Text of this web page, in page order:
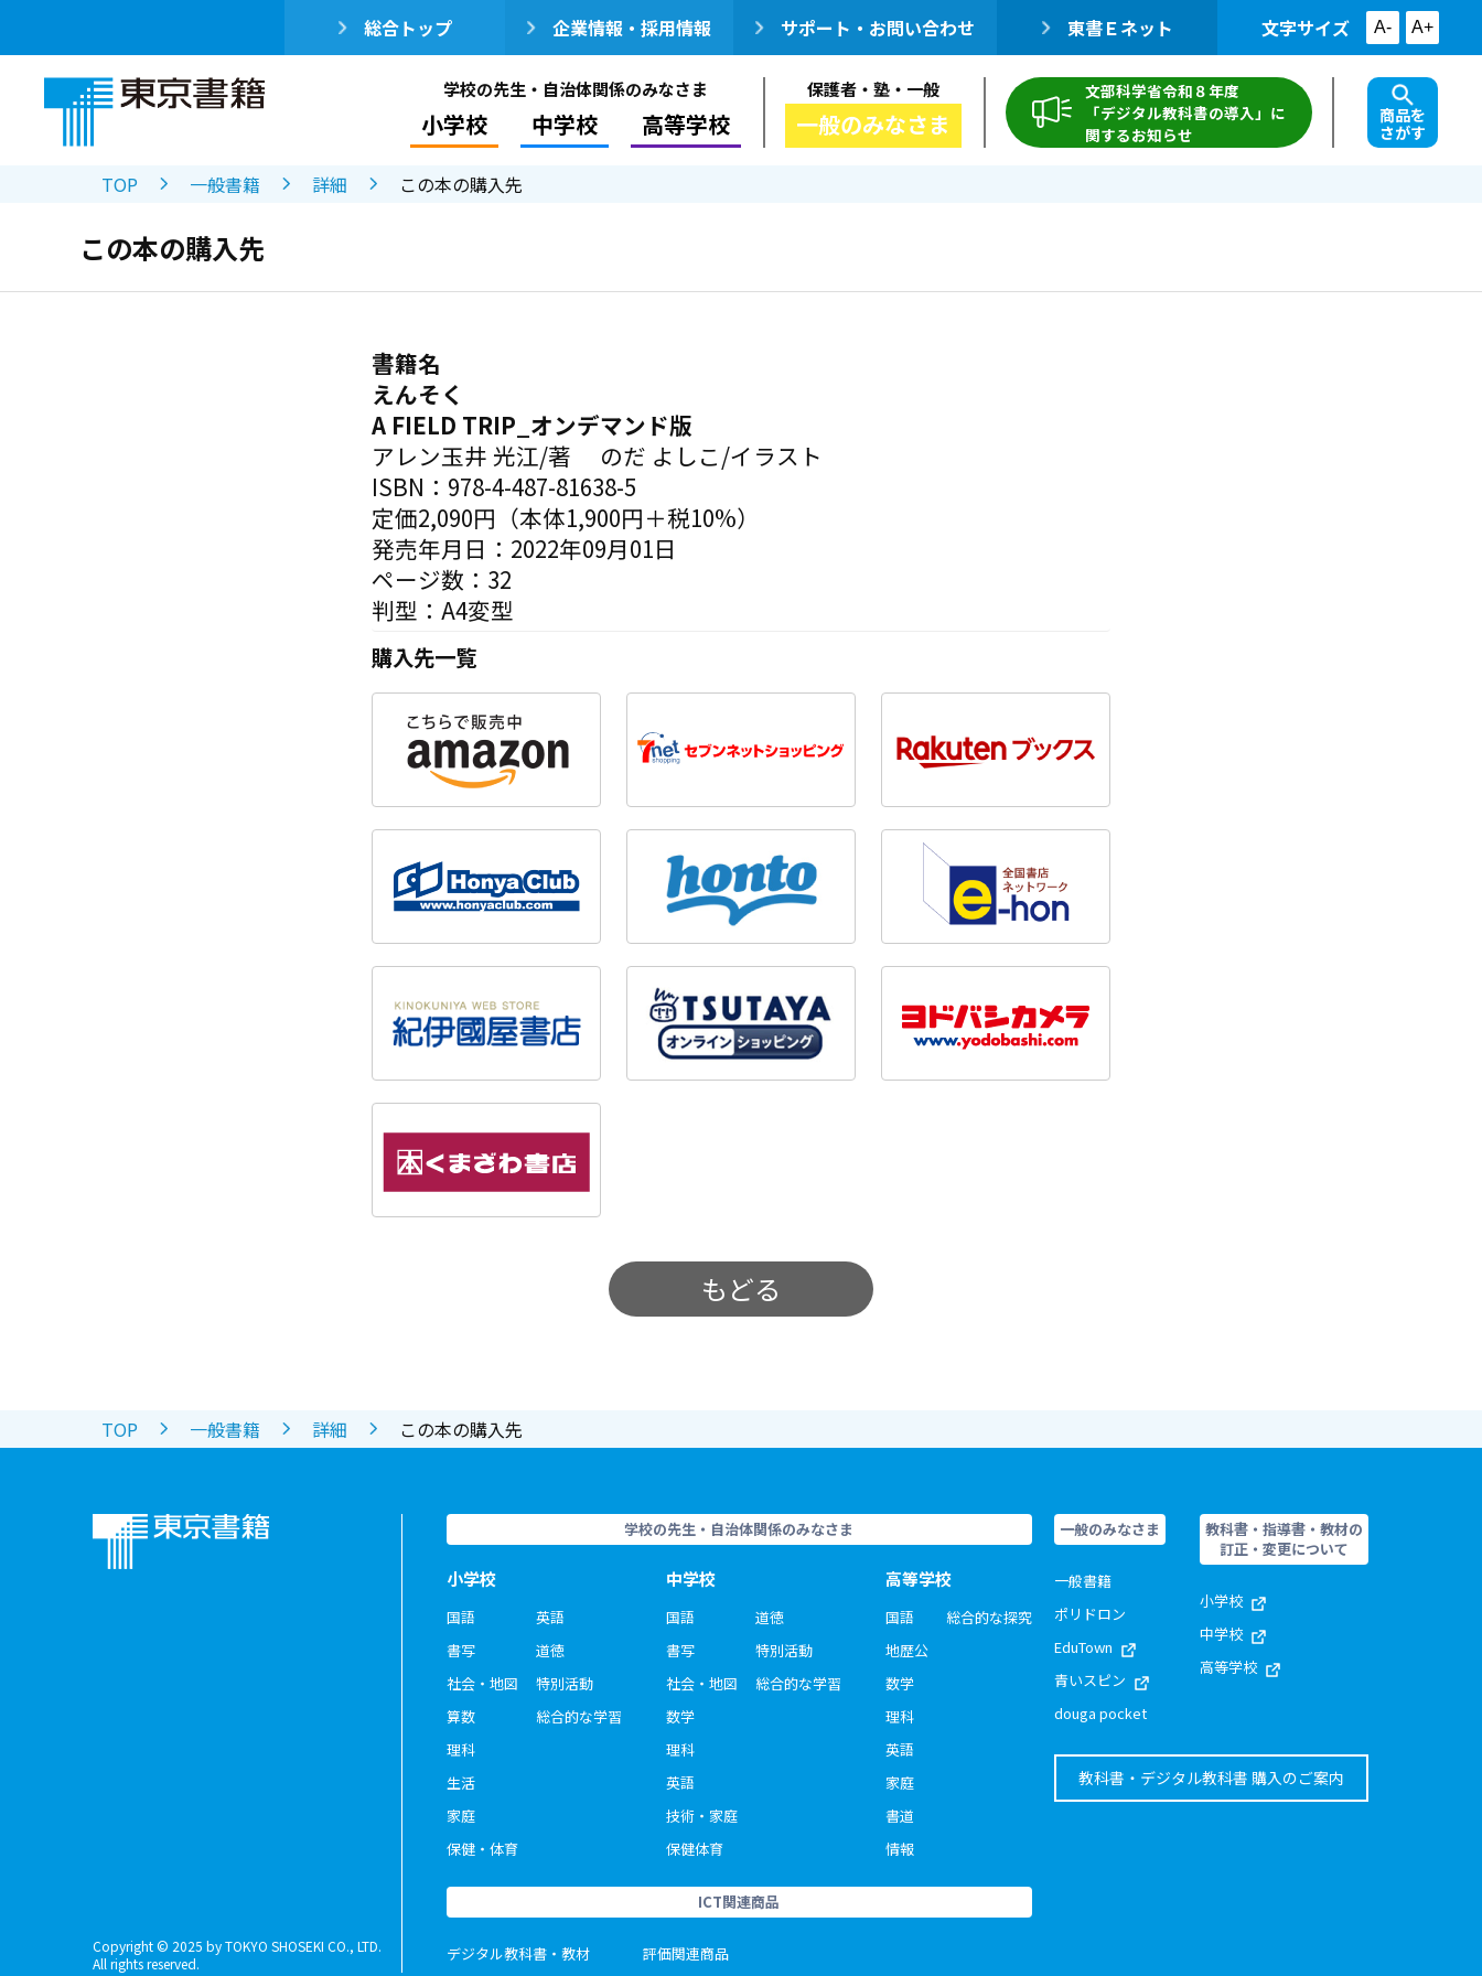
総合トップ 企業情報・採用情報 サポート・お問い合わせ 東書Ｅネット 文字サイズ A- A+
学校の先生・自治体関係のみなさま
小学校 中学校 高等学校
保護者・塾・一般
一般のみなさま
文部科学省令和８年度
「デジタル教科書の導入」に
関するお知らせ
商品を
さがす
TOP 一般書籍 詳細 この本の購入先
この本の購入先
書籍名
えんそく
A FIELD TRIP_オンデマンド版
アレン玉井 光江/著 のだ よしこ/イラスト
ISBN：978-4-487-81638-5
定価2,090円（本体1,900円＋税10%）
発売年月日：2022年09月01日
ページ数：32
判型：A4変型
購入先一覧
もどる
TOP 一般書籍 詳細 この本の購入先
Copyright © 2025 by TOKYO SHOSEKI CO., LTD.
All rights reserved.
学校の先生・自治体関係のみなさま
小学校
国語
書写
社会・地図
算数
理科
生活
家庭
保健・体育
英語
道徳
特別活動
総合的な学習
中学校
国語
書写
社会・地図
数学
理科
英語
技術・家庭
保健体育
道徳
特別活動
総合的な学習
高等学校
国語
地歴公
数学
理科
英語
家庭
書道
情報
総合的な探究
ICT関連商品
デジタル教科書・教材 評価関連商品
一般のみなさま
一般書籍
ポリドロン
EduTown
青いスピン
douga pocket
教科書・指導書・教材の
訂正・変更について
小学校
中学校
高等学校
教科書・デジタル教科書 購入のご案内